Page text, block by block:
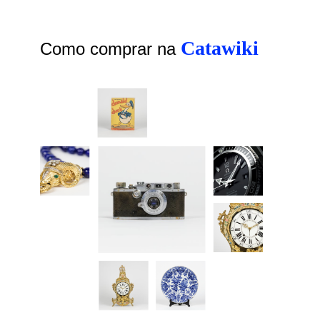
Como comprar na Catawiki